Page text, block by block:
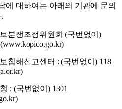
에 대하여는 아래의 기관에 문의
.
분쟁조정위원회 (국번없이)
침해신고센터 : (국번없이) 118
: (국번없이) 1301